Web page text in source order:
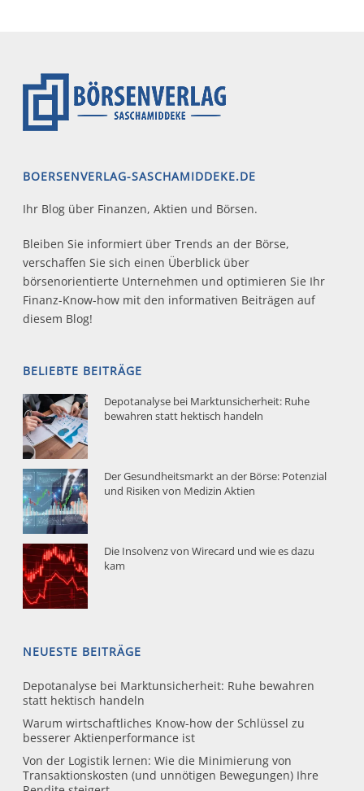
BOERSENVERLAG-SASCHAMIDDEKE.DE
Ihr Blog über Finanzen, Aktien und Börsen.
Bleiben Sie informiert über Trends an der Börse,
verschaffen Sie sich einen Überblick über
börsenorientierte Unternehmen und optimieren Sie Ihr
Finanz-Know-how mit den informativen Beiträgen auf
diesem Blog!
BELIEBTE BEITRÄGE
Depotanalyse bei Marktunsicherheit: Ruhe
bewahren statt hektisch handeln
Der Gesundheitsmarkt an der Börse: Potenzial
und Risiken von Medizin Aktien
Die Insolvenz von Wirecard und wie es dazu
kam
NEUESTE BEITRÄGE
Depotanalyse bei Marktunsicherheit: Ruhe bewahren
statt hektisch handeln
Warum wirtschaftliches Know-how der Schlüssel zu
besserer Aktienperformance ist
Von der Logistik lernen: Wie die Minimierung von
Transaktionskosten (und unnötigen Bewegungen) Ihre